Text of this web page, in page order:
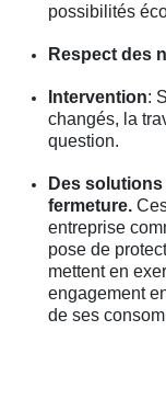
possibilités
Respect des
Intervention:
changés, la
question.
Des
fermeture.
entreprise
pose de
mettent en
engagement
de ses